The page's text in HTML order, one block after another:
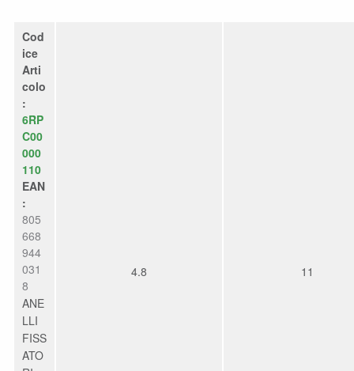
Cod
ice
Arti
colo
:
6RP
C00
000
110
EAN
:
805
668
944
031
8
ANE
LLI
FISS
ATO
4.8 11